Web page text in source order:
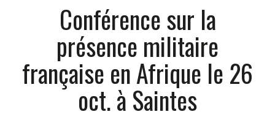
Conférence sur la
présence militaire
française en Afrique le 26
oct. à Saintes